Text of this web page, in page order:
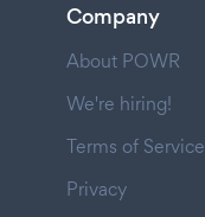
Company
About POWR
We're hiring!
Terms of Service
Privacy